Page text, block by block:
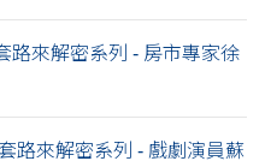
路來解密系列 - 房市專家徐
路來解密系列 - 戲劇演員蘇